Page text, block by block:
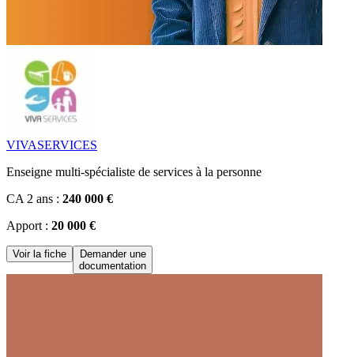
VIVASERVICES
Enseigne multi-spécialiste de services à la personne
CA 2 ans : 240 000 €
Apport : 20 000 €
Voir la fiche
Demander une
documentation